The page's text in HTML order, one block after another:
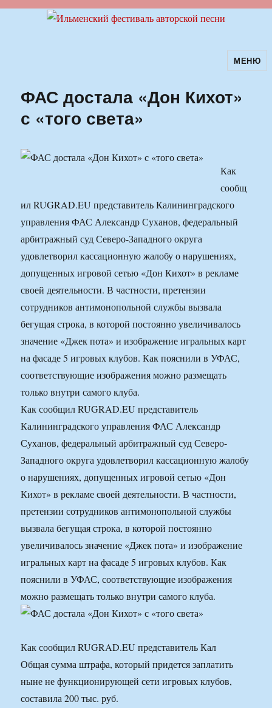
Ильменский фестиваль авторскойМЕНЮ
ФАС достала «Дон Кихот»
с «того света»
Как
сообщ
ил RUGRAD.EU представитель Калининградского
управления ФАС Александр Суханов, федеральный
арбитражный суд Северо-Западного округа
удовлетворил кассационную жалобу о нарушениях,
допущенных игровой сетью «Дон Кихот» в рекламе
своей деятельности. В частности, претензии
сотрудников антимонопольной службы вызвала
бегущая строка, в которой постоянно увеличивалось
значение «Джек пота» и изображение игральных карт
на фасаде 5 игровых клубов. Как пояснили в УФАС,
соответствующие изображения можно размещать
только внутри самого клуба.
Как сообщил RUGRAD.EU представитель
Калининградского управления ФАС Александр
Суханов, федеральный арбитражный суд Северо-
Западного округа удовлетворил кассационную жалобу
о нарушениях, допущенных игровой сетью «Дон
Кихот» в рекламе своей деятельности. В частности,
претензии сотрудников антимонопольной службы
вызвала бегущая строка, в которой постоянно
увеличивалось значение «Джек пота» и изображение
игральных карт на фасаде 5 игровых клубов. Как
пояснили в УФАС, соответствующие изображения
можно размещать только внутри самого клуба.
Как сообщил RUGRAD.EU представитель Кал
Общая сумма штрафа, который придется заплатить
ныне не функционирующей сети игровых клубов,
составила 200 тыс. руб.